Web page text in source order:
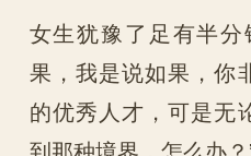
女生犹豫了足有半
果，我是说如果，你
的优秀人才，可是无